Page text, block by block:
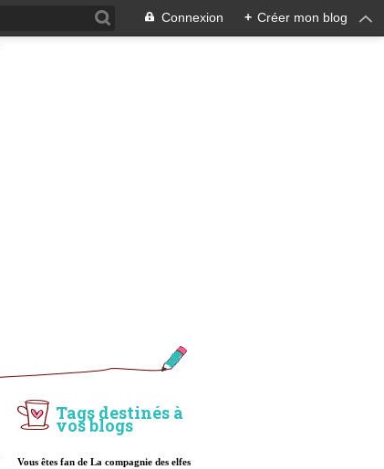
Connexion + Créer mon blog
Tags destinés à
vos blogs
Vous êtes fan de La compagnie des elfes